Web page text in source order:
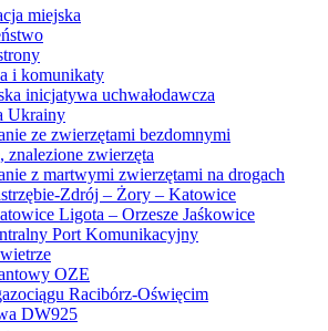
miejska
i komunikaty
inicjatywa uchwałodawcza
Ukrainy
ze zwierzętami bezdomnymi
znalezione zwierzęta
z martwymi zwierzętami na drogach
Zdrój – Żory – Katowice
Ligota – Orzesze Jaśkowice
Port Komunikacyjny
OZE
Racibórz-Oświęcim
DW925